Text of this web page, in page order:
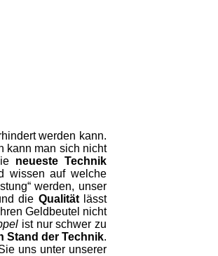
werden kann.
kann man sich nicht
neueste Technik
wissen auf welche
werden, unser
die Qualitätlässt
Geldbeutel nicht
ist nur schwer zu
Stand der Technik.
uns unter unserer